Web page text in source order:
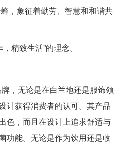
，象征着勤劳、智慧和和谐共
精致生活”的理念。
，无论是在白兰地还是服饰领
计获得消费者的认可。其产品
色，而且在设计上追求舒适与
功能。无论是作为饮用还是收